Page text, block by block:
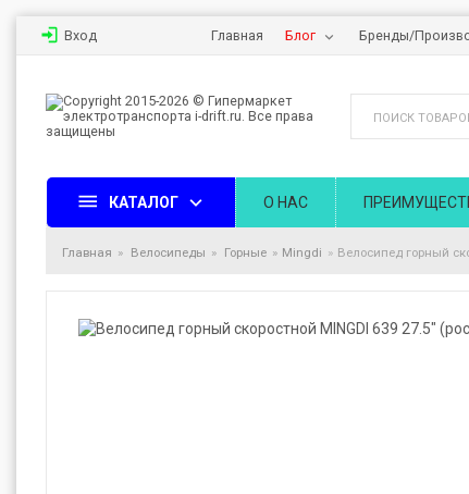
Вход Главная Блог Бренды/
КАТАЛОГ О НАС
Главная Велосипеды Горные Mingdi Велосипед горный